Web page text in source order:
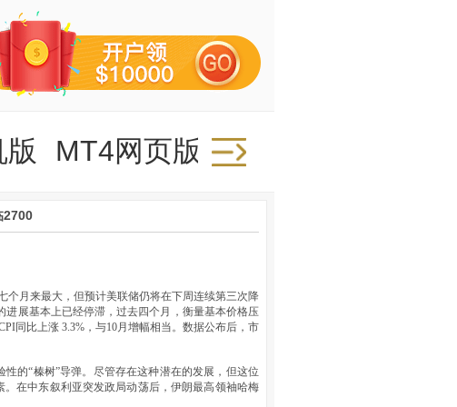
MT4网页版
2700
个月来最大，但预计美联储仍将在下周连续第三次降
展基本上已经停滞，过去四个月，衡量基本价格压
同比上涨 3.3%，与10月增幅相当。数据公布后，市
的“榛树”导弹。尽管存在这种潜在的发展，但这位
在中东叙利亚突发政局动荡后，伊朗最高领袖哈梅